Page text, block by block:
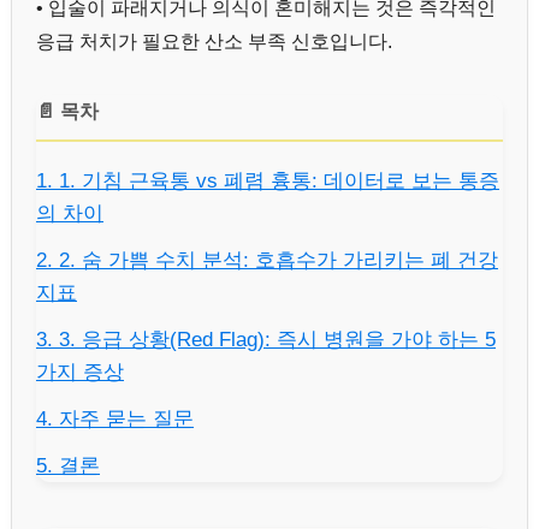
• 입술이 파래지거나 의식이 혼미해지는 것은 즉각적인
응급 처치가 필요한 산소 부족 신호입니다.
📄 목차
1. 1. 기침 근육통 vs 폐렴 흉통: 데이터로 보는 통증
의 차이
2. 2. 숨 가쁨 수치 분석: 호흡수가 가리키는 폐 건강
지표
3. 3. 응급 상황(Red Flag): 즉시 병원을 가야 하는 5
가지 증상
4. 자주 묻는 질문
5. 결론